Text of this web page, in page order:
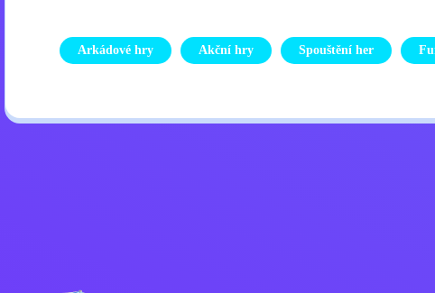
Arkádové hry Akční hry Spouštění her